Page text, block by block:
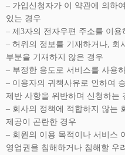
– 가입신청자가 이 약관에 의하
있는 경우
– 제3자의 전자우편 주소를 이용
– 허위의 정보를 기재하거나, 회
부분을 기재하지 않은 경우
– 부정한 용도로 서비스를 사용
– 이용자의 귀책사유로 인하여
제반 사항을 위반하며 신청하는
– 회사의 정책에 적합하지 않는
제공이 곤란한 경우
– 회원의 이용 목적이나 서비스
영업권을 침해하거나 침해할 우